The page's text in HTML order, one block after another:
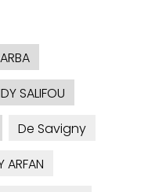
SALIFOU
De Savigny
ARFAN